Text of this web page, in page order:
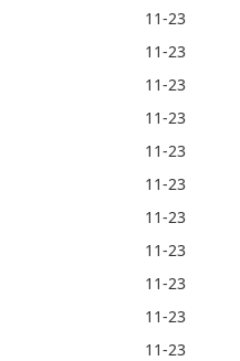
11-23
11-23
11-23
11-23
11-23
11-23
11-23
11-23
11-23
11-23
11-23